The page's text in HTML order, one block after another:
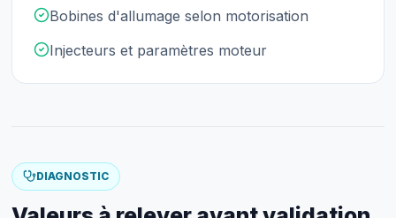
Bobines d'allumage selon motorisation
Injecteurs et paramètres moteur
DIAGNOSTIC